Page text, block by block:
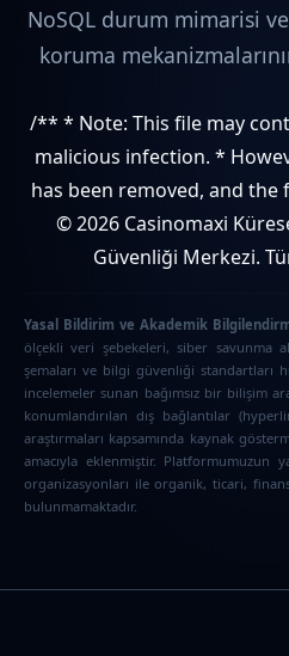
NoSQL durum mimarisi
koruma
/** * Note: This file may
malicious infection. *
has been removed, and
© 2026 Casinomaxi
Güvenliği Merkezi.
Yasal Bildirim ve Akademik
ölçekli veri şebekeleri, siber savunma
şemaları ve bilgi güvenliği standartları
incelemeler sunan bağımsız bir bilişim
konumlandırılan dış bağlantılar
araştırmaları kapsamında kaynak
amacıyla eklenmiştir. Platformumuzun
organizasyonları ile organik, ticari,
bulunmamaktadır.